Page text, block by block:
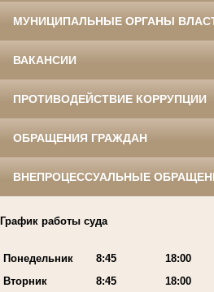
МУНИЦИПАЛЬНЫЕ ОРГАНЫ
ВАКАНСИИ
ПРОТИВОДЕЙСТВИЕ КОРРУПЦИИ
ОБРАЩЕНИЯ ГРАЖДАН
ВНЕПРОЦЕССУАЛЬНЫЕ
График работы суда
Понедельник 8:45
18:00
Вторник
8:45
18:00